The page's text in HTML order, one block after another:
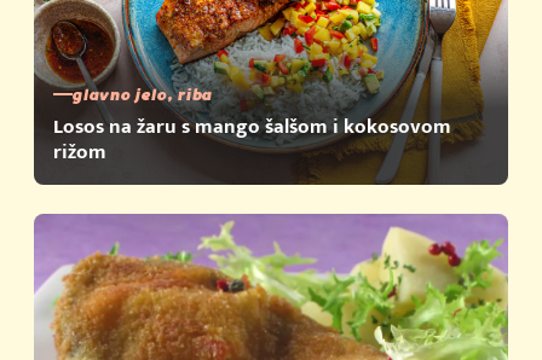
glavno jelo, riba
Losos na žaru s mango šalšom i kokosovom
rižom